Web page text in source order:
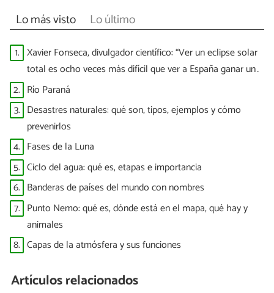
Lo más visto Lo último
1. Xavier Fonseca, divulgador científico: “Ver un eclipse solar
total es ocho veces más difícil que ver a España ganar un
Mundial”
2. Río Paraná
3. Desastres naturales: qué son, tipos, ejemplos y cómo
prevenirlos
4. Fases de la Luna
5. Ciclo del agua: qué es, etapas e importancia
6. Banderas de países del mundo con nombres
7. Punto Nemo: qué es, dónde está en el mapa, qué hay y
animales
8. Capas de la atmósfera y sus funciones
Artículos relacionados